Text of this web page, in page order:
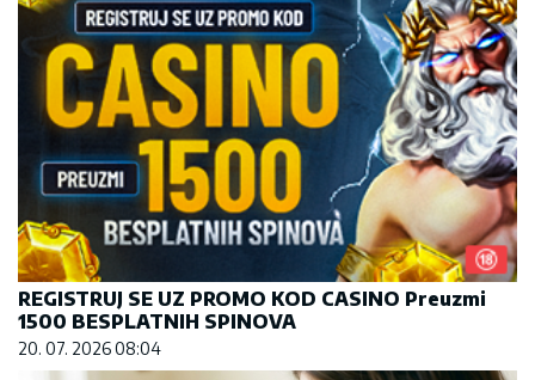
REGISTRUJ SE UZ PROMO KOD CASINO Preuzmi
1500 BESPLATNIH SPINOVA
20. 07. 2026 08:04